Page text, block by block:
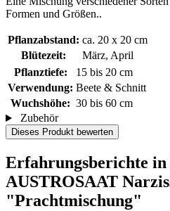
Formen und Größen..
Pflanzabstand: ca. 20 x 20 cm
Blütezeit:
März, April
Pflanztiefe:
15 bis 20 cm
Verwendung: Beete & Schnitt
Wuchshöhe: 30 bis 60 cm
Zubehör
Dieses Produkt bewerten
Erfahrungsberichte in
AUSTROSAAT
"Prachtmischung"